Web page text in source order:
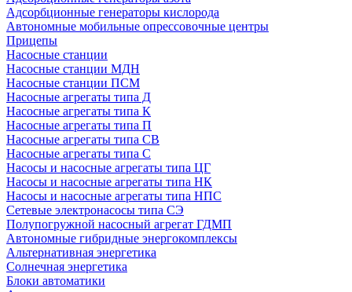
Адсорбционные генераторы кислорода
Автономные мобильные опрессовочные центры
Прицепы
Насосные станции
Насосные станции МДН
Насосные станции ПСМ
Насосные агрегаты типа Д
Насосные агрегаты типа К
Насосные агрегаты типа П
Насосные агрегаты типа СВ
Насосные агрегаты типа С
Насосы и насосные агрегаты типа ЦГ
Насосы и насосные агрегаты типа НК
Насосы и насосные агрегаты типа НПС
Сетевые электронасосы типа СЭ
Полупогружной насосный агрегат ГДМП
Автономные гибридные энергокомплексы
Альтернативная энергетика
Солнечная энергетика
Блоки автоматики